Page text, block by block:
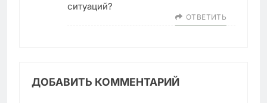
ситуаций?
ОТВЕТИТЬ
ДОБАВИТЬ КОММЕНТАРИЙ